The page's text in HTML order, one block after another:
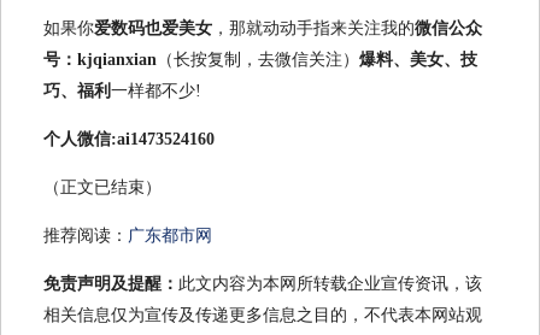
如果你爱数码也爱美女 ，那就动动手指来关注我的微信公众
号 ： kjqianxian （长按复制，去微信关注） 爆料、美女、技
巧、福利 一样都不少!
个人微信:ai1473524160
（正文已结束）
推荐阅读： 广东都市网
免责声明及提醒： 此文内容为本网所转载企业宣传资讯，该
相关信息仅为宣传及传递更多信息之目的，不代表本网站观